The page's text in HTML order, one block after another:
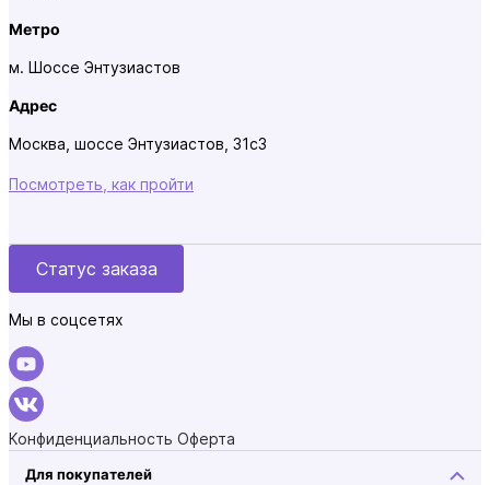
Метро
м. Шоссе Энтузиастов
Адрес
Москва, шоссе Энтузиастов, 31с3
Посмотреть, как пройти
Статус заказа
Мы в соцсетях
Конфиденциальность Оферта
Для покупателей